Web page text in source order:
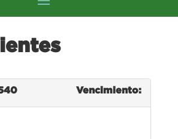
Vencimiento: